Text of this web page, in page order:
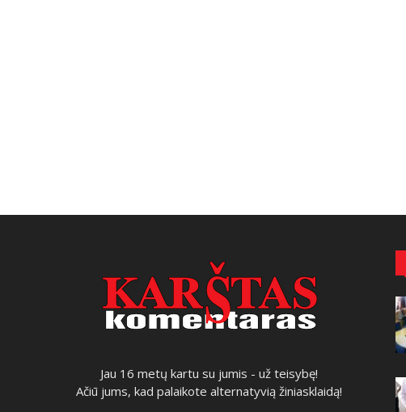
Jau 16 metų kartu su jumis - už teisybę!
Ačiū jums, kad palaikote alternatyvią žiniasklaidą!